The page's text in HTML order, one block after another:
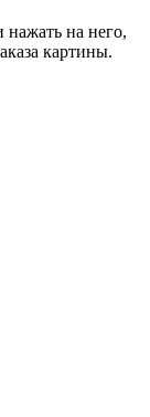
на него,
картины.